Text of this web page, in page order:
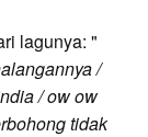
lagunya: "
/
/ ow ow
tidak